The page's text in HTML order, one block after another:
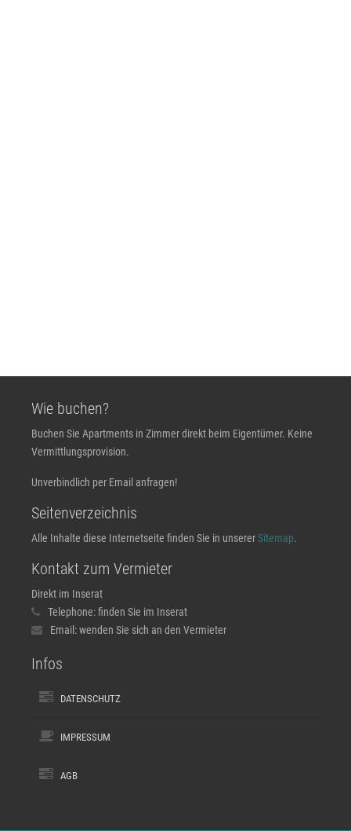
Wie buchen?
Buchen Sie Apartments in Zimmer direkt beim Eigentümer. Keine
Vermittlungsprovision.
Unverbindlich per Email anfragen!
Seitenverzeichnis
Alle Inhalte diese Internetseite finden Sie in unsererSitemap.
Kontakt zum Vermieter
Direkt im Inserat
Telephone:finden Sie im Inserat
Email:wenden Sie sich an den Vermieter
Infos
DATENSCHUTZ
IMPRESSUM
AGB